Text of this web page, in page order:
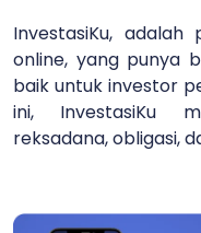
InvestasiKu,
online, yang punya
baik untuk investor
ini, InvestasiKu
reksadana, obligasi,